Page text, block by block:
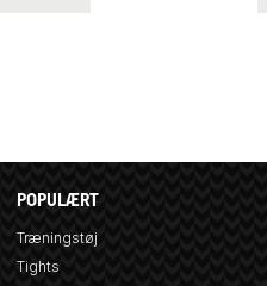
POPULÆRT
Træningstøj
Tights